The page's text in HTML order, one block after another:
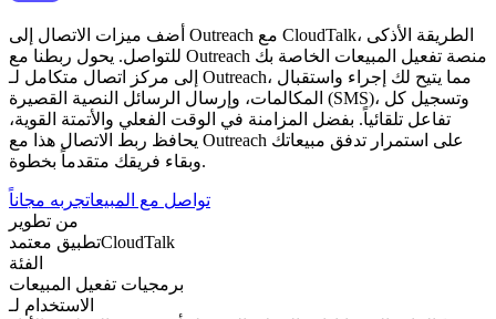
أضف ميزات الاتصال إلى Outreach مع CloudTalk، الطريقة الأذكى
للتواصل. يحول ربطنا مع Outreach منصة تفعيل المبيعات الخاصة بك
إلى مركز اتصال متكامل لـ Outreach، مما يتيح لك إجراء واستقبال
المكالمات، وإرسال الرسائل النصية القصيرة (SMS)، وتسجيل كل
تفاعل تلقائياً. بفضل المزامنة في الوقت الفعلي والأتمتة القوية،
يحافظ ربط الاتصال هذا مع Outreach على استمرار تدفق مبيعاتك
وبقاء فريقك متقدماً بخطوة.
تواصل مع المبيعاتجربه مجاناً
من تطوير
تطبيق معتمدCloudTalk
الفئة
برمجيات تفعيل المبيعات
الاستخدام لـ